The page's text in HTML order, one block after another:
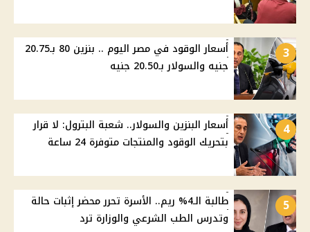
3
أسعار الوقود في مصر اليوم .. بنزين 80 بـ20.75
جنيه والسولار بـ20.50 جنيه
4
أسعار البنزين والسولار.. شعبة البترول: لا قرار
بتحريك الوقود والمنتجات متوفرة 24 ساعة
5
طالبة الـ4% ريم.. الأسرة تحرر محضر إثبات حالة
وتدرس الطب الشرعي والوزارة ترد